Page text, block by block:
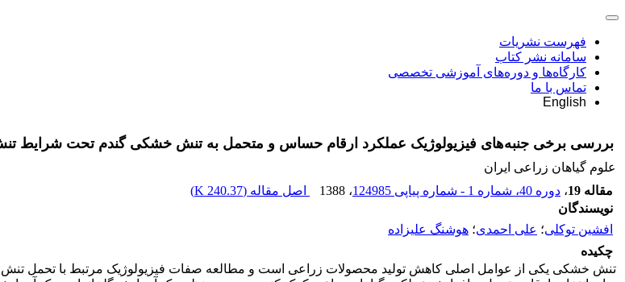
فهرست نشریات
سامانه نشر کتاب
کارگاه‌ها و دوره‌های آموزشی تخصصی
تماس با ما
English
بررسی برخی جنبه‌های فیزیولوژیک عملکرد ارقام حساس و متحمل به تنش خشکی گندم تحت شرایط
علوم گیاهان زراعی ایران
مقاله 19
، دوره 40، شماره 1 - شماره پیاپی 124985 ، 1388 اصل مقاله (240.37 K
)
نویسندگان
افشین توکلی؛ علی احمدی؛ هوشنگ علیزاده
چکیده
تنش خشکی یکی از عوامل اصلی کاهش تولید محصولات زراعی است و مطالعه صفات فیزیولوژیک مرتبط با تحمل تنش